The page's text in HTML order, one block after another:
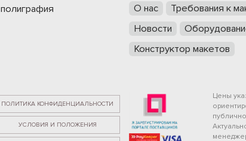
полиграфия
О нас Требования к
Новости
Конструктор макетов
ПОЛИТИКА КОНФИДЕНЦИАЛЬНОСТИ
УСЛОВИЯ И ПОЛОЖЕНИЯ
Цены